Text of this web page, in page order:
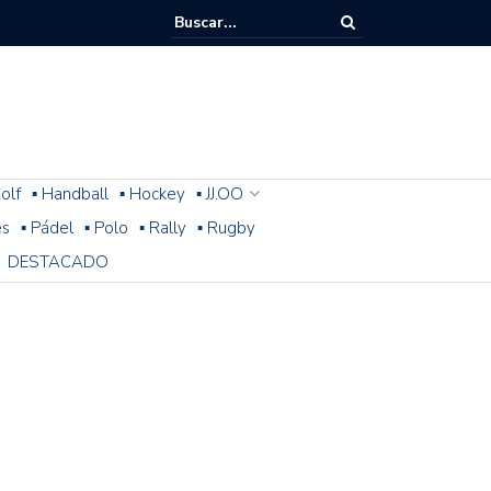
▪ Handball ▪ Hockey ▪ JJ.OO
▪ Pádel ▪ Polo ▪ Rally ▪ Rugby
DESTACADO